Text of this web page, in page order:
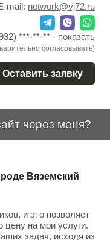
mail: network@vj72.ru
***-**-** - показать
согласовывать)
Оставить заявку
через меня?
Вяземский
и это позволяет
цену на мои услуги.
задач, исходя из